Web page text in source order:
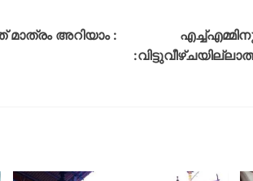
മാത്രം അറിയാം :